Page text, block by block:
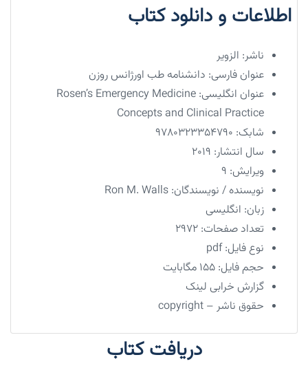
اطلاعات و دانلود کتاب
ناشر: الزویر
عنوان فارسی: دانشنامه طب اورژانس روزن
عنوان انگلیسی: Rosen’s Emergency Medicine
Concepts and Clinical Practice
شابک: 9780323354790
سال انتشار: 2019
ویرایش: 9
نویسنده / نویسندگان: Ron M. Walls
زبان: انگلیسی
تعداد صفحات: 2972
نوع فایل: pdf
حجم فایل: ۱۵۵ مگابایت
گزارش خرابی لینک
حقوق ناشر – copyright
دریافت کتاب